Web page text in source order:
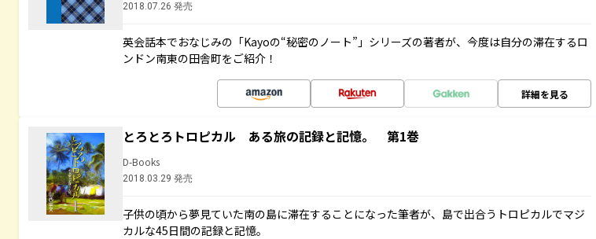
2018.07.26 発売
英会話本でおなじみの「Kayoの“秘密のノート”」シリーズの著者が、今度は自分の滞在するロ
ンドン南東の田舎町をご紹介！
詳細を見る
とろとろトロピカル ある旅の記録と記憶。 第1巻
D-Books
2018.03.29 発売
子供の頃から夢見ていた南の島に滞在することになった筆者が、島で出合うトロピカルでマジ
カルな45日間の記録と記憶。